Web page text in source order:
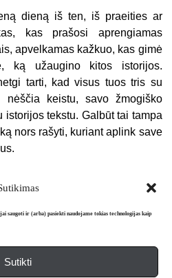
saugoti ir (arba) pasiekti naudojame tokias technologijas kaip
Sutikti
dieną iš ten, iš praeities ar
kas prašosi aprengiamas
apvelkamas kažkuo, kas gimė
ką užaugino kitos istorijos.
tarti, kad visus tuos tris su
nėščia keistu, savo žmogiško
tekstu. Galbūt tai tampa
nors rašyti, kuriant aplink save
Prenumerata